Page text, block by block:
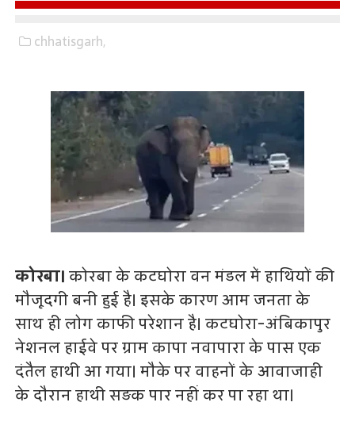
chhatisgarh,
कोरबा।कोरबा के कटघोरा वन मंडल में हाथियों की
मौजूदगी बनी हुई है। इसके कारण आम जनता के
साथ ही लोग काफी परेशान है। कटघोरा-अंबिकापुर
नेशनल हाईवे पर ग्राम कापा नवापारा के पास एक
दंतैल हाथी आ गया। मौके पर वाहनों के आवाजाही
के दौरान हाथी सड़क पार नहीं कर पा रहा था।